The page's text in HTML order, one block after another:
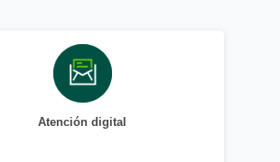
Atención digital